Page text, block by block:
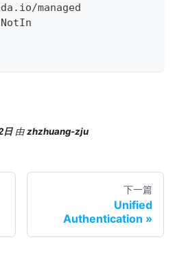
managed
NotIn
日由zhzhuang-zju
下一篇
Unified
Authentication